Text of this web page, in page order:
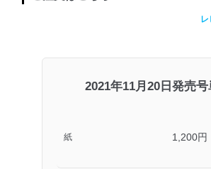
2021年11月20日発売
紙 1,200円